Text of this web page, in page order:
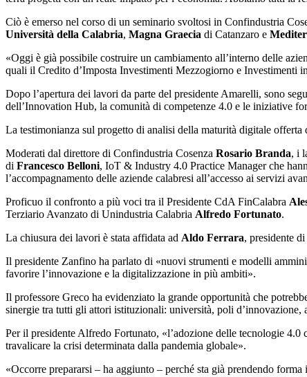
Ciò è emerso nel corso di un seminario svoltosi in Confindustria
Università della Calabria, Magna Graecia di Catanzaro e
«Oggi è già possibile costruire un cambiamento all’interno delle
quali il Credito d’Imposta Investimenti Mezzogiorno e Investimenti
Dopo l’apertura dei lavori da parte del presidente Amarelli, sono
dell’Innovation Hub, la comunità di competenze 4.0 e le iniziative
La testimonianza sul progetto di analisi della maturità digitale offerta
Moderati dal direttore di Confindustria Cosenza Rosario Branda, i
di Francesco Belloni, IoT & Industry 4.0 Practice Manager che
l’accompagnamento delle aziende calabresi all’accesso ai servizi
Proficuo il confronto a più voci tra il Presidente CdA FinCalabra
Terziario Avanzato di Unindustria Calabria Alfredo Fortunato.
La chiusura dei lavori è stata affidata ad Aldo Ferrara, presidente
Il presidente Zanfino ha parlato di «nuovi strumenti e modelli
favorire l’innovazione e la digitalizzazione in più ambiti».
Il professore Greco ha evidenziato la grande opportunità che
sinergie tra tutti gli attori istituzionali: università, poli d’innovazione,
Per il presidente Alfredo Fortunato, «l’adozione delle tecnologie
travalicare la crisi determinata dalla pandemia globale».
«Occorre prepararsi – ha aggiunto – perché sta già prendendo